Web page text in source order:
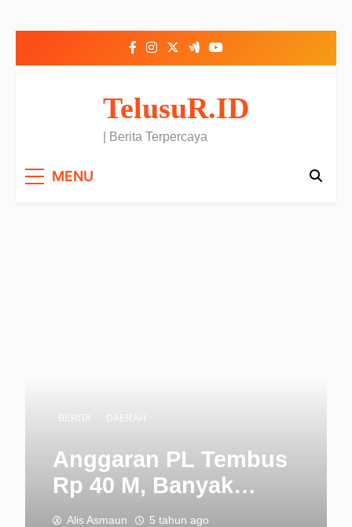
TelusuR.ID
| Berita Terpercaya
MENU
BERITA DAERAH
Anggaran PL Tembus
Rp 40 M, Banyak
Rekanan Ngaplo
Alis Asmaun 5 tahun ago